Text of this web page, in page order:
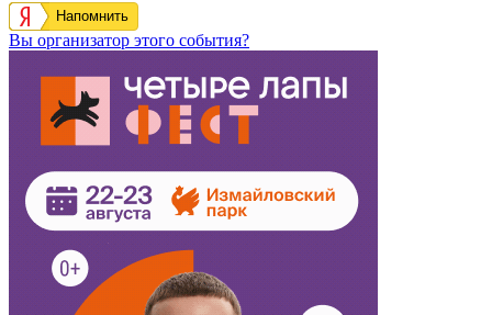
Напомнить
Вы организатор этого события?